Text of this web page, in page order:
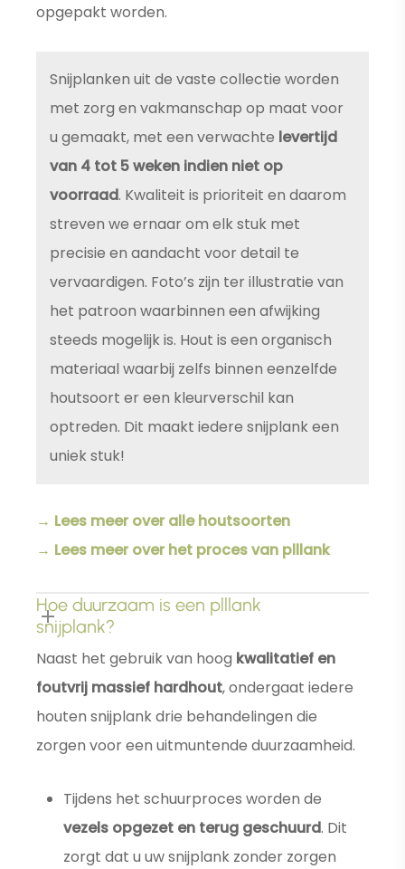
opgepakt worden.
Snijplanken uit de vaste collectie worden
met zorg en vakmanschap op maat voor
u gemaakt, met een verwachte levertijd
van 4 tot 5 weken indien niet op
voorraad. Kwaliteit is prioriteit en daarom
streven we ernaar om elk stuk met
precisie en aandacht voor detail te
vervaardigen. Foto’s zijn ter illustratie van
het patroon waarbinnen een afwijking
steeds mogelijk is. Hout is een organisch
materiaal waarbij zelfs binnen eenzelfde
houtsoort er een kleurverschil kan
optreden. Dit maakt iedere snijplank een
uniek stuk!
→ Lees meer over alle houtsoorten
→ Lees meer over het proces van plllank
Hoe duurzaam is een plllank
snijplank?
Naast het gebruik van hoog kwalitatief en
foutvrij massief hardhout, ondergaat iedere
houten snijplank drie behandelingen die
zorgen voor een uitmuntende duurzaamheid.
Tijdens het schuurproces worden de
vezels opgezet en terug geschuurd. Dit
zorgt dat u uw snijplank zonder zorgen